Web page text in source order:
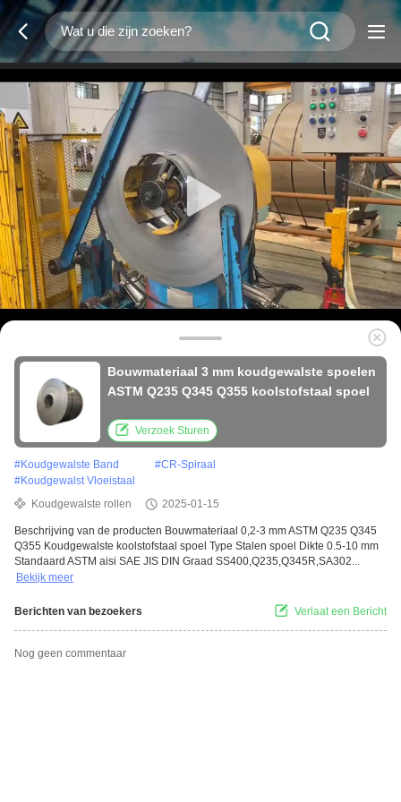
Bouwmateriaal 3 mm koudgewalste spoelen
ASTM Q235 Q345 Q355 koolstofstaal spoel
Verzoek Sturen
#Koudgewalste Band #CR-Spiraal
#Koudgewalst Vloeistaal
Koudgewalste rollen
2025-01-15
Beschrijving van de producten Bouwmateriaal 0,2-3 mm ASTM Q235 Q345
Q355 Koudgewalste koolstofstaal spoel Type Stalen spoel Dikte 0.5-10 mm
Standaard ASTM aisi SAE JIS DIN Graad SS400,Q235,Q345R,SA302...
Bekijk meer
Berichten van bezoekers Verlaat een Bericht
Nog geen commentaar